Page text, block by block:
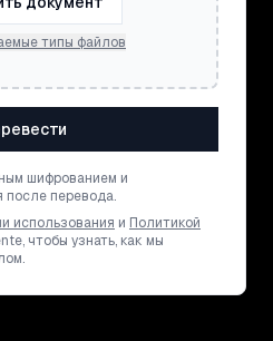
типы файлов
шифрованием и
после перевода.
использования и Политикой
чтобы узнать, как мы